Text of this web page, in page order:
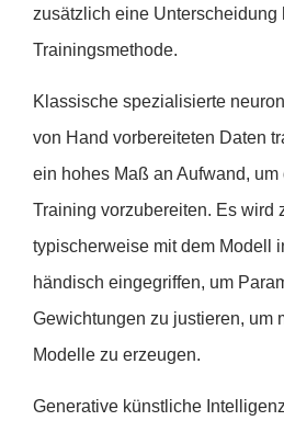
zusätzlich eine Unterscheidung
Trainingsmethode.
Klassische spezialisierte
von Hand vorbereiteten Daten
ein hohes Maß an Aufwand,
Training vorzubereiten. Es wird
typischerweise mit dem Modell
händisch eingegriffen, um
Gewichtungen zu justieren, um
Modelle zu erzeugen.
Generative künstliche